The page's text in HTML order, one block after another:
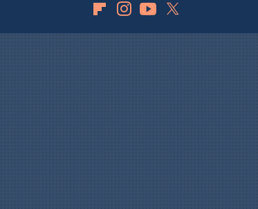
FlipboardInstagramYoutube